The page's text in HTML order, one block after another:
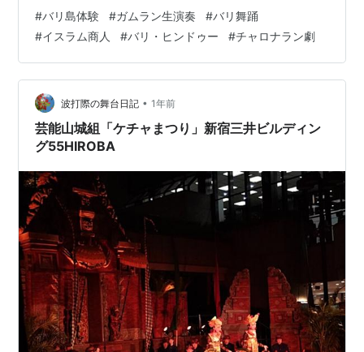
島！ インドネシア国民の90％はイスラム教徒ですが (^^;;
東南アジアにイスラム教を広めたのはシンドバッド？
ja.wikipedia.org バリスグデ（Baris Gede）は男性が踊る
バリの奉納舞踊。 演じるのは横浜の野毛バリスクラ…
#バリ島体験 #ガムラン生演奏 #バリ舞踊
#イスラム商人 #バリ・ヒンドゥー #チャロナラン劇
波打際の舞台日記 • 1年前
芸能山城組「ケチャまつり」新宿三井ビルディン
グ55HIROBA